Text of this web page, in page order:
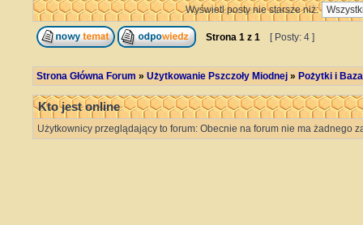
Wyświetl posty nie starsze niż:
Strona 1 z 1 [ Posty: 4 ]
Strona Główna Forum » Użytkowanie Pszczoły Miodnej » Pożytki i
Kto jest online
Użytkownicy przeglądający to forum: Obecnie na forum nie ma żadnego